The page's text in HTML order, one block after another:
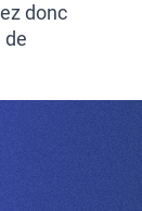
donc
de